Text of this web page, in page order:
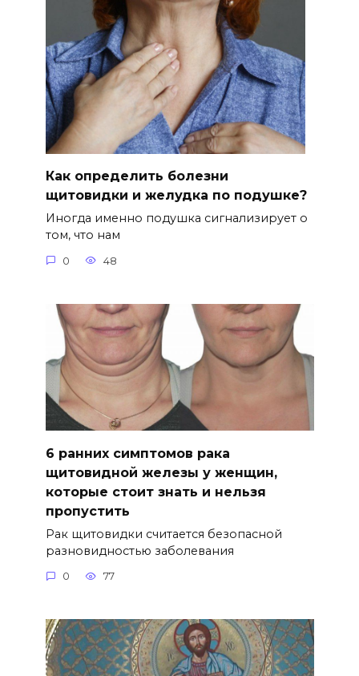
Как определить болезни
щитовидки и желудка по подушке?
Иногда именно подушка сигнализирует о
том, что нам
0 48
6 ранних симптомов рака
щитовидной железы у женщин,
которые стоит знать и нельзя
пропустить
Рак щитовидки считается безопасной
разновидностью заболевания
0 77